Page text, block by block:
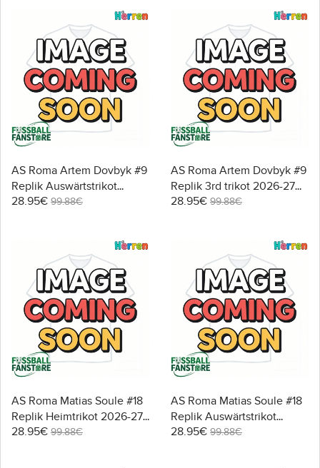
AS Roma Artem Dovbyk #9
Replik Auswärtstrikot
2026-27 Kurzarm
28.95€ 99.88€
AS Roma Artem Dovbyk #9
Replik 3rd trikot 2026-27
Kurzarm
28.95€ 99.88€
AS Roma Matias Soule #18
Replik Heimtrikot 2026-27
Kurzarm
28.95€ 99.88€
AS Roma Matias Soule #18
Replik Auswärtstrikot
2026-27 Kurzarm
28.95€ 99.88€